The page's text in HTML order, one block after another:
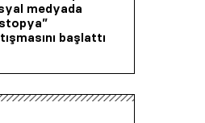
medyada
başlattı